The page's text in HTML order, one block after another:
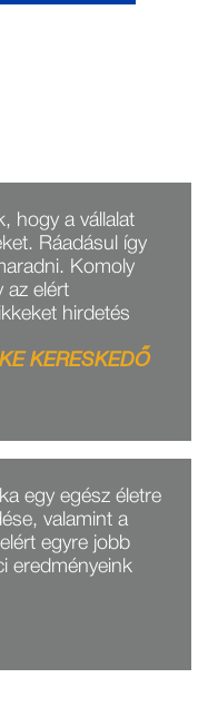
hogy a vállalat
Ráadásul így
Komoly
az elért
hirdetés
KERESKEDŐ
egy egész életre
valamint a
egyre jobb
eredményeink